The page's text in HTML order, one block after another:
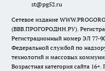
st@pg52.ru
Сетевое издание
(ВВВ.ПРОГОРОДНН.РУ).
Регистрационный номер ЭЛ 77-
Федеральной службой по
технологий и массовых
Возрастная категория сайта